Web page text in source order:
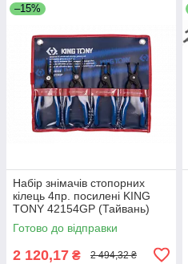
–15%
Набір знімачів стопорних
кілець 4пр. посилені KING
TONY 42154GP (Тайвань)
Готово до відправки
2 120,17 ₴ 2 494,32 ₴